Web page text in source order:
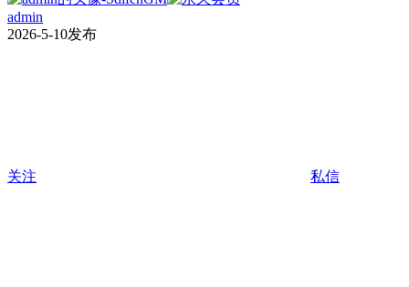
admin
2026-5-10发布
关注 私信